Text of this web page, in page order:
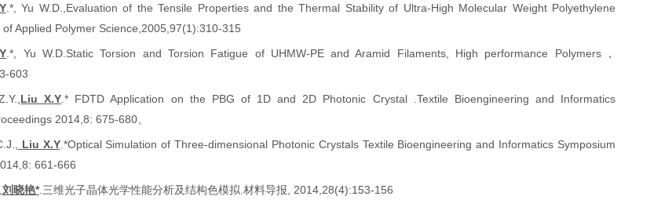
.*, Yu W.D.,Evaluation of the Tensile Properties and the Thermal Stability of Ultra-High Molecular Weight Polyethylene
Applied Polymer Science 2005,97(1):310-315
.*, Yu W.D. Static Torsion and Torsion Fatigue of UHMW-PE and Aramid Filaments, High performance Polymers，
603
Liu X.Y .* FDTD Application on the PBG of 1D and 2D Photonic Crystal .Textile Bioengineering and Informatics
2014,8: 675-680、
Liu X.Y.*Optical Simulation of Three-dimensional Photonic Crystals Textile Bioengineering and Informatics Symposium
661-666
刘晓艳*. 三维光子晶体光学性能分析及结构色模拟 材料导报 , 2014,28(4):153-156